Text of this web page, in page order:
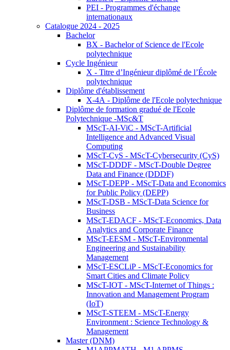
PEI - Programmes d'échange
internationaux
Catalogue 2024 - 2025
Bachelor
BX - Bachelor of Science de l'Ecole
polytechnique
Cycle Ingénieur
X - Titre d’Ingénieur diplômé de l’École
polytechnique
Diplôme d'établissement
X-4A - Diplôme de l'Ecole polytechnique
Diplôme de formation gradué de l'Ecole
Polytechnique -MSc&T
MScT-AI-ViC - MScT-Artificial
Intelligence and Advanced Visual
Computing
MScT-CyS - MScT-Cybersecurity (CyS)
MScT-DDDF - MScT-Double Degree
Data and Finance (DDDF)
MScT-DEPP - MScT-Data and Economics
for Public Policy (DEPP)
MScT-DSB - MScT-Data Science for
Business
MScT-EDACF - MScT-Economics, Data
Analytics and Corporate Finance
MScT-EESM - MScT-Environmental
Engineering and Sustainability
Management
MScT-ESCLiP - MScT-Economics for
Smart Cities and Climate Policy
MScT-IOT - MScT-Internet of Things :
Innovation and Management Program
(IoT)
MScT-STEEM - MScT-Energy
Environment : Science Technology &
Management
Master (DNM)